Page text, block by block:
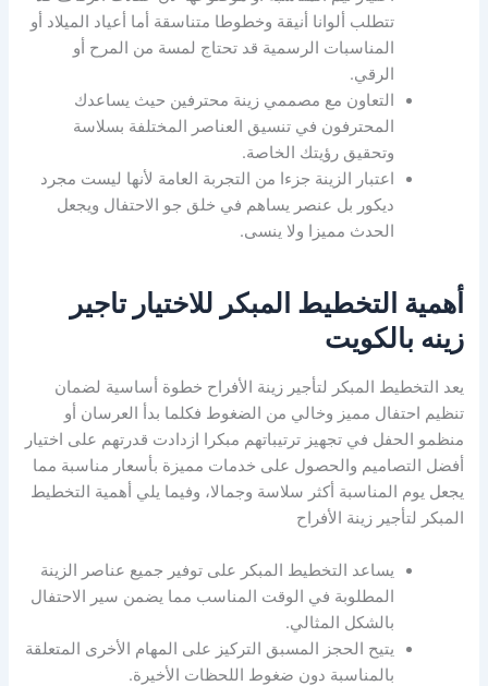
تتطلب ألوانا أنيقة وخطوطا متناسقة أما أعياد الميلاد أو
المناسبات الرسمية قد تحتاج لمسة من المرح أو
الرقي.
التعاون مع مصممي زينة محترفين حيث يساعدك
المحترفون في تنسيق العناصر المختلفة بسلاسة
وتحقيق رؤيتك الخاصة.
اعتبار الزينة جزءا من التجربة العامة لأنها ليست مجرد
ديكور بل عنصر يساهم في خلق جو الاحتفال ويجعل
الحدث مميزا ولا ينسى.
أهمية التخطيط المبكر للاختيار تاجير
زينه بالكويت
يعد التخطيط المبكر لتأجير زينة الأفراح خطوة أساسية لضمان
تنظيم احتفال مميز وخالي من الضغوط فكلما بدأ العرسان أو
منظمو الحفل في تجهيز ترتيباتهم مبكرا ازدادت قدرتهم على اختيار
أفضل التصاميم والحصول على خدمات مميزة بأسعار مناسبة مما
يجعل يوم المناسبة أكثر سلاسة وجمالا، وفيما يلي أهمية التخطيط
المبكر لتأجير زينة الأفراح
يساعد التخطيط المبكر على توفير جميع عناصر الزينة
المطلوبة في الوقت المناسب مما يضمن سير الاحتفال
بالشكل المثالي.
يتيح الحجز المسبق التركيز على المهام الأخرى المتعلقة
بالمناسبة دون ضغوط اللحظات الأخيرة.